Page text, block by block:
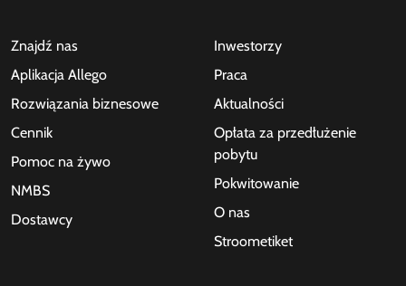
Znajdź nas
Aplikacja Allego
Rozwiązania biznesowe
Cennik
Pomoc na żywo
NMBS
Dostawcy
Inwestorzy
Praca
Aktualności
Opłata za przedłużenie
pobytu
Pokwitowanie
O nas
Stroometiket